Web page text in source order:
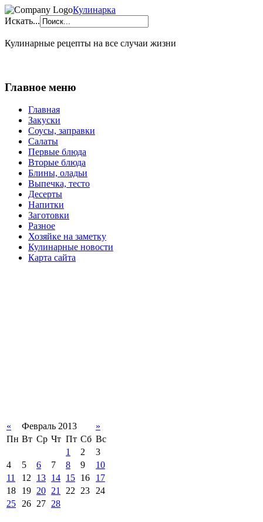
Кулинарка
Искать...
Кулинарные рецепты на все случаи жизни
Главное меню
Главная
Закуски
Соусы, заправки
Салаты
Первые блюда
Вторые блюда
Блины, оладьи
Выпечка, тесто
Десерты
Напитки
Заготовки
Разное
Хозяйке на заметку
Кулинарные новости
Карта сайта
« Февраль 2013
»
Пн Вт Ср Чт Пт Сб Вс
1
2
3
4
5 6 7 8 9
10
11
12 13 14 15 16
17
18
19 20 21 22 23 24
25 26 27 28